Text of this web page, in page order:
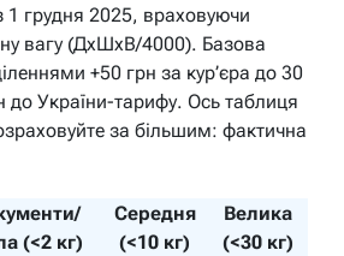
грудня 2025, враховуючи
вагу (ДxШxВ/4000). Базова
+50 грн за кур’єра до 30
до України-тарифу. Ось таблиця
за більшим: фактична
(<2 кг)
Середня
(<10 кг)
Велика
(<30 кг)